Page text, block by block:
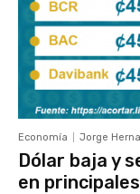
Economía Jorge
Dólar baja y
en